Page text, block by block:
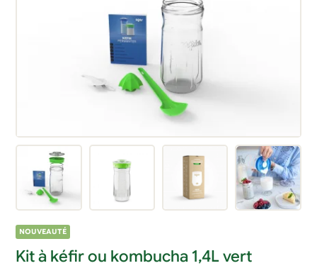
NOUVEAUTÉ
Kit à kéfir ou kombucha 1,4L vert